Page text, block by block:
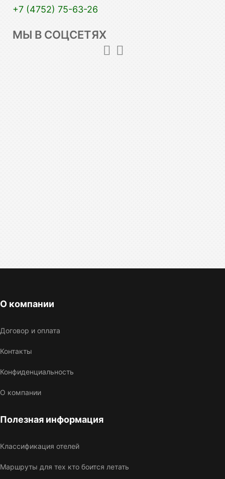
+7 (4752) 75-63-26
МЫ В СОЦСЕТЯХ
О компании
Договор и оплата
Контакты
Конфиденциальность
О компании
Полезная информация
Классификация отелей
Маршруты для тех кто боится летать